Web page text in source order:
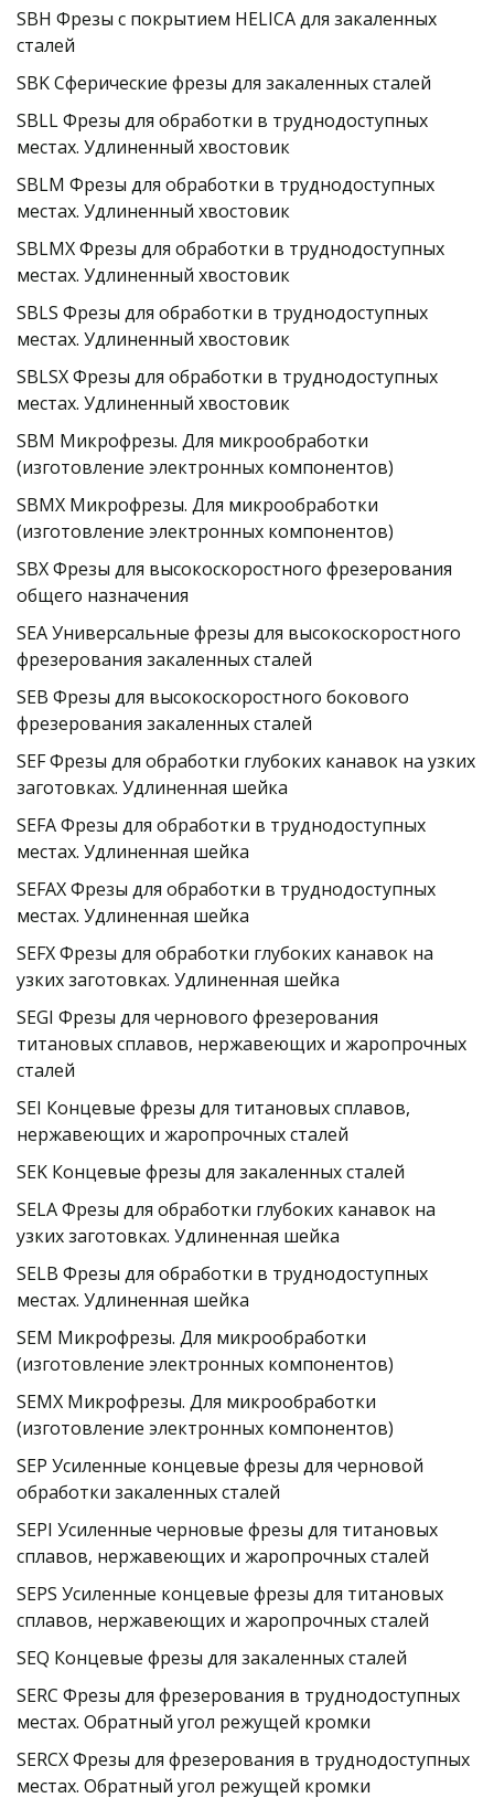
SBH Фрезы с покрытием HELICA для закаленных
сталей
SBK Сферические фрезы для закаленных сталей
SBLL Фрезы для обработки в труднодоступных
местах. Удлиненный хвостовик
SBLM Фрезы для обработки в труднодоступных
местах. Удлиненный хвостовик
SBLMX Фрезы для обработки в труднодоступных
местах. Удлиненный хвостовик
SBLS Фрезы для обработки в труднодоступных
местах. Удлиненный хвостовик
SBLSX Фрезы для обработки в труднодоступных
местах. Удлиненный хвостовик
SBM Микрофрезы. Для микрообработки
(изготовление электронных компонентов)
SBMX Микрофрезы. Для микрообработки
(изготовление электронных компонентов)
SBX Фрезы для высокоскоростного фрезерования
общего назначения
SEA Универсальные фрезы для высокоскоростного
фрезерования закаленных сталей
SEB Фрезы для высокоскоростного бокового
фрезерования закаленных сталей
SEF Фрезы для обработки глубоких канавок на узких
заготовках. Удлиненная шейка
SEFA Фрезы для обработки в труднодоступных
местах. Удлиненная шейка
SEFAX Фрезы для обработки в труднодоступных
местах. Удлиненная шейка
SEFX Фрезы для обработки глубоких канавок на
узких заготовках. Удлиненная шейка
SEGI Фрезы для чернового фрезерования
титановых сплавов, нержавеющих и жаропрочных
сталей
SEI Концевые фрезы для титановых сплавов,
нержавеющих и жаропрочных сталей
SEK Концевые фрезы для закаленных сталей
SELA Фрезы для обработки глубоких канавок на
узких заготовках. Удлиненная шейка
SELB Фрезы для обработки в труднодоступных
местах. Удлиненная шейка
SEM Микрофрезы. Для микрообработки
(изготовление электронных компонентов)
SEMX Микрофрезы. Для микрообработки
(изготовление электронных компонентов)
SEP Усиленные концевые фрезы для черновой
обработки закаленных сталей
SEPI Усиленные черновые фрезы для титановых
сплавов, нержавеющих и жаропрочных сталей
SEPS Усиленные концевые фрезы для титановых
сплавов, нержавеющих и жаропрочных сталей
SEQ Концевые фрезы для закаленных сталей
SERC Фрезы для фрезерования в труднодоступных
местах. Обратный угол режущей кромки
SERCX Фрезы для фрезерования в труднодоступных
местах. Обратный угол режущей кромки